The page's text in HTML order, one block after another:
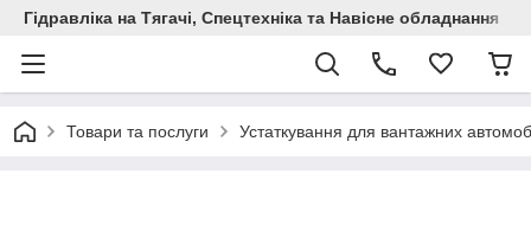
Гідравліка на Тягачі, Спецтехніка та Навісне обладнання
Товари та послуги Устаткування для вантажних